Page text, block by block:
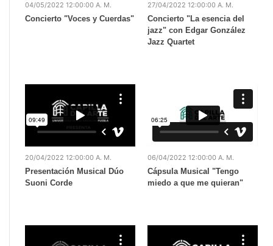
04/05/2022 12:00:00 A. M.
Concierto "Voces y Cuerdas"
27/04/2022 12:00:00 A. M.
Concierto "La esencia del
jazz" con Edgar González
Jazz Quartet
20/04/2022 12:00:00 A. M.
Presentación Musical Dúo
Suoni Corde
06/04/2022 12:00:00 A. M.
Cápsula Musical "Tengo
miedo a que me quieran"